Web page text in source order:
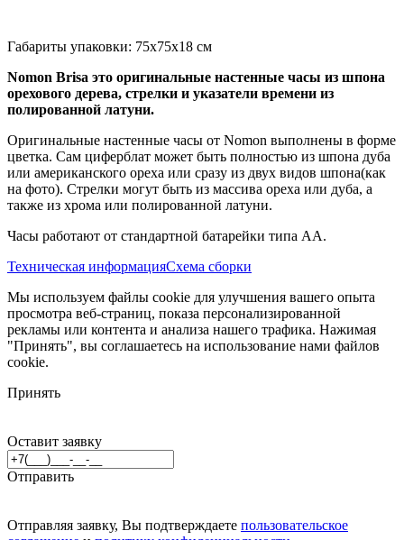
Габариты упаковки: 75x75x18 см
Nomon Brisa это оригинальные настенные часы из шпона
орехового дерева, стрелки и указатели времени из
полированной латуни.
Оригинальные настенные часы от Nomon выполнены в форме
цветка. Сам циферблат может быть полностью из шпона дуба
или американского ореха или сразу из двух видов шпона(как
на фото). Стрелки могут быть из массива ореха или дуба, а
также из хрома или полированной латуни.
Часы работают от стандартной батарейки типа АА.
Техническая информацияСхема сборки
Мы используем файлы cookie для улучшения вашего опыта
просмотра веб-страниц, показа персонализированной
рекламы или контента и анализа нашего трафика. Нажимая
"Принять", вы соглашаетесь на использование нами файлов
cookie.
Принять
Оставит заявку
Отправить
Отправляя заявку, Вы подтверждаете пользовательское